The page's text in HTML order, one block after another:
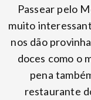
Passear pelo
muito
nos dão
doces como o
pena
restaurante